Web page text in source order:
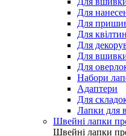
Для
Для
Для
Для
Для
Для
Набори
Адаптери
Для
Лапки для
Швейні лапки
Швейні лапки